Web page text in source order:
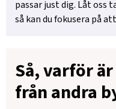
passar just dig. Låt oss
så kan du fokusera på
Så, varför
från andra